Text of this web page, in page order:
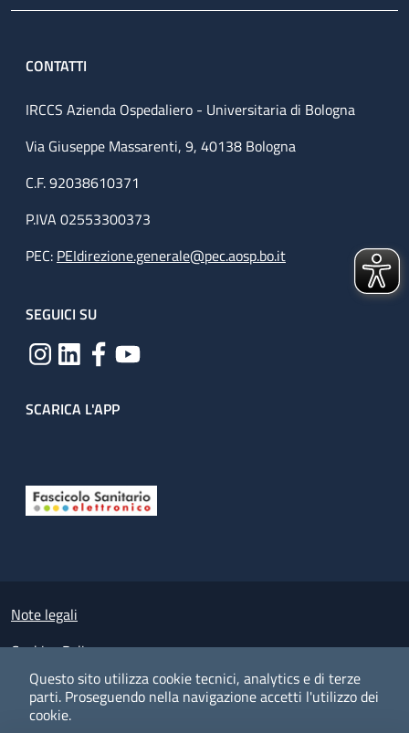
Questo sito utilizza cookie tecnici, analytics e di terze
parti. Proseguendo nella navigazione accetti l'utilizzo dei
cookie.
CONTATTI
IRCCS Azienda Ospedaliero - Universitaria di Bologna
Via Giuseppe Massarenti, 9, 40138 Bologna
C.F. 92038610371
P.IVA 02553300373
PEC: PEIdirezione.generale@pec.aosp.bo.it
SEGUICI SU
SCARICA L'APP
Small prints
Note legali
Cookies Policy
Policy privacy e protezione del dato personale
Albo pretorio on-line